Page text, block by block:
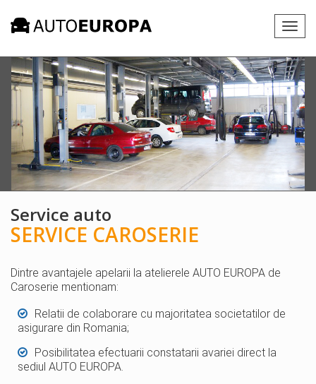
Service auto
SERVICE CAROSERIE
Dintre avantajele apelarii la atelierele AUTO EUROPA de
Caroserie mentionam:
Relatii de colaborare cu majoritatea societatilor de
asigurare din Romania;
Posibilitatea efectuarii constatarii avariei direct la
sediul AUTO EUROPA.